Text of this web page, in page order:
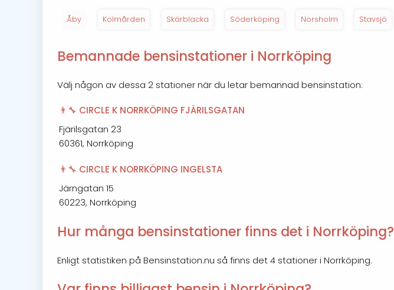
Åby Kolmården Skärblacka Söderköping Norsholm Stavsjö
Bemannade bensinstationer i Norrköping
Välj någon av dessa 2 stationer när du letar bemannad bensinstation:
👨‍🔧 CIRCLE K NORRKÖPING FJÄRILSGATAN
Fjärilsgatan 23
60361, Norrköping
👨‍🔧 CIRCLE K NORRKÖPING INGELSTA
Järngatan 15
60223, Norrköping
Hur många bensinstationer finns det i Norrköping?
Enligt statistiken på Bensinstation.nu så finns det 4 stationer i Norrköping.